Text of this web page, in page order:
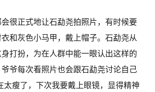
正式地让石勐尧拍照片，有时候要
和灰色小马甲，戴上帽子。石勐尧从
打扮，为在人群中能一眼认出这样的
爷每次看照片也会跟石勐尧讨论自己
太瘦了，下次我要戴上眼镜，显得精神